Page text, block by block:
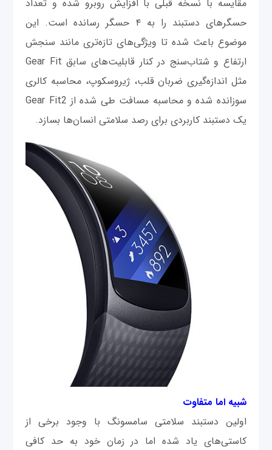
مقایسه با نسخه قبلی با افزایش روبرو شده و تعداد
حسگرهای دستبند را به ۴ حسگر رسانده‌ است. این
موضوع باعث شده تا ویژگی‌های تازه‌تری مانند سنجش
ارتفاع و شتاب‌سنج در کنار قابلیت‌های سابق Gear Fit
مثل اندازه‌گیری ضربان قلب، ژیروسکوپ، محاسبه کالری
سوزانده شده و محاسبه مسافت طی شده از Gear Fit2
یک دستبند کاربردی برای رصد سلامتی انسان‌ها بسازد.
شبیه اما متفاوت
اولین دستبند سلامتی سامسونگ با وجود برخی از
کاستی‌های یاد شده اما در زمان خود به حد کافی